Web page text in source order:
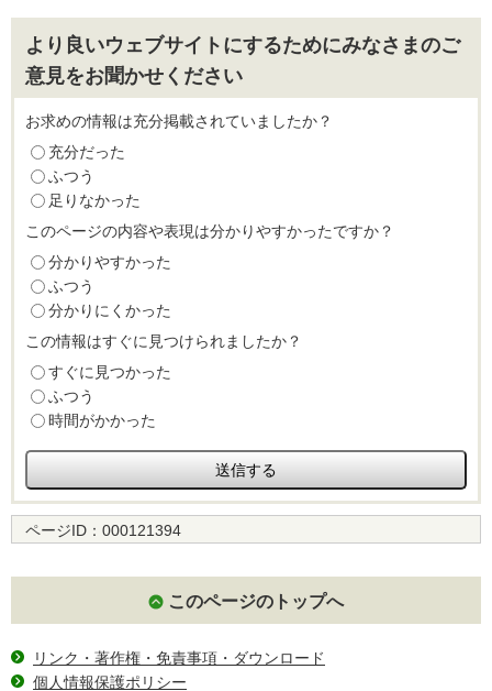
より良いウェブサイトにするためにみなさまのご
意見をお聞かせください
お求めの情報は充分掲載されていましたか？
充分だった
ふつう
足りなかった
このページの内容や表現は分かりやすかったですか？
分かりやすかった
ふつう
分かりにくかった
この情報はすぐに見つけられましたか？
すぐに見つかった
ふつう
時間がかかった
ページID： 000121394
このページのトップへ
リンク・著作権・免責事項・ダウンロード
個人情報保護ポリシー